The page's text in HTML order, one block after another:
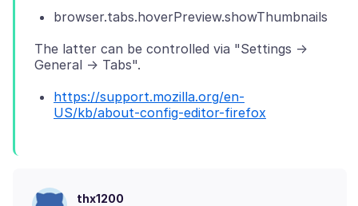
browser.tabs.hoverPreview.showThumbnails
The latter can be controlled via "Settings ->
https://support.mozilla.org/en-
US/kb/about-config-editor-firefox
thx1200